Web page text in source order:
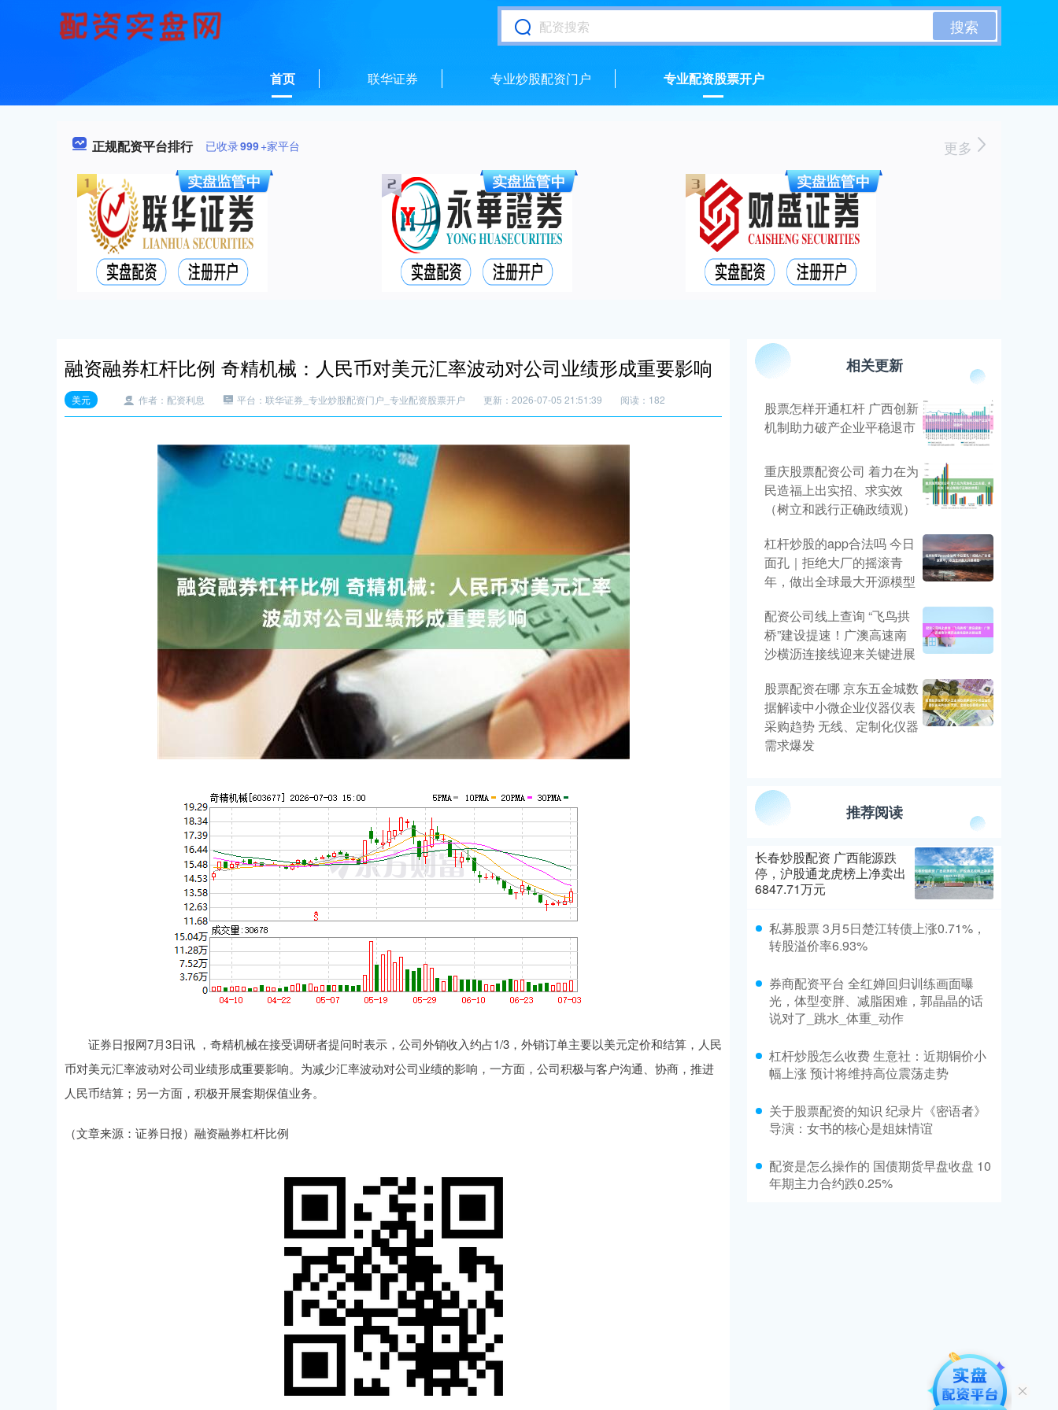
搜索
首页 联华证券 专业炒股配资门户 专业配资股票开户
正规配资平台排行 已收录999+家平台 更多
融资融券杠杆比例 奇精机械：人民币对美元汇率波动对公司业绩形成重要影响
美元 作者：配资利息 平台：联华证券_专业炒股配资门户_专业配资股票开户 更新：2026-07-05 21:51:39 阅读：182
证券日报网7月3日讯 ，奇精机械在接受调研者提问时表示，公司外销收入约占1/3，外销订单主要以美元定价和结算，人民
币对美元汇率波动对公司业绩形成重要影响。为减少汇率波动对公司业绩的影响，一方面，公司积极与客户沟通、协商，推进
人民币结算；另一方面，积极开展套期保值业务。
（文章来源：证券日报）融资融券杠杆比例
相关更新
股票怎样开通杠杆 广西创新
机制助力破产企业平稳退市
重庆股票配资公司 着力在为
民造福上出实招、求实效
（树立和践行正确政绩观）
杠杆炒股的app合法吗 今日
面孔｜拒绝大厂的摇滚青
年，做出全球最大开源模型
配资公司线上查询 “飞鸟拱
桥”建设提速！广澳高速南
沙横沥连接线迎来关键进展
股票配资在哪 京东五金城数
据解读中小微企业仪器仪表
采购趋势 无线、定制化仪器
需求爆发
推荐阅读
长春炒股配资 广西能源跌
停，沪股通龙虎榜上净卖出
6847.71万元
私募股票 3月5日楚江转债上涨0.71%，
转股溢价率6.93%
券商配资平台 全红婵回归训练画面曝
光，体型变胖、减脂困难，郭晶晶的话
说对了_跳水_体重_动作
杠杆炒股怎么收费 生意社：近期铜价小
幅上涨 预计将维持高位震荡走势
关于股票配资的知识 纪录片《密语者》
导演：女书的核心是姐妹情谊
配资是怎么操作的 国债期货早盘收盘 10
年期主力合约跌0.25%